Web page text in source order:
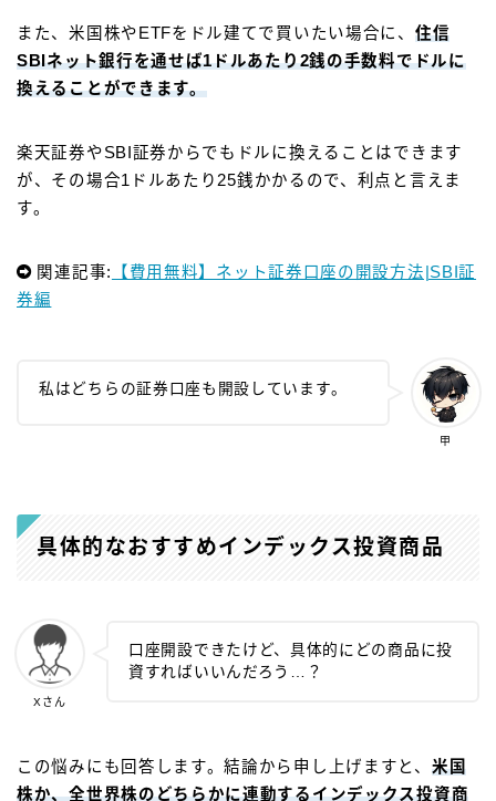
また、米国株やETFをドル建てで買いたい場合に、 住信
SBIネット銀行を通せば1ドルあたり2銭の手数料でドルに
換えることができます。
楽天証券やSBI証券からでもドルに換えることはできます
が、その場合1ドルあたり25銭かかる ので、利点と言えま
す。
関連記事:
【費用無料】ネット証券口座の開設方法|SBI証
券編
甲
私はどちらの証券口座も開設しています。
具体的なおすすめインデックス投資商品
Xさん
口座開設できたけど、具体的にどの商品に投
資すればいいんだろう…？
この悩みにも回答します。結論から申し上げますと、 米国
株か、全世界株のどちらかに連動するインデックス投資商